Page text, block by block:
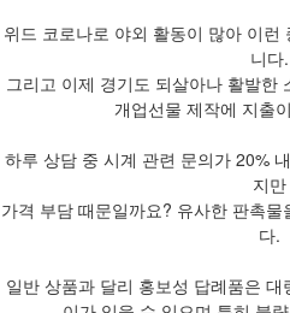
위드 코로나로 야외 활동이 많아 이
니다.
그리고 이제 경기도 되살아나 활발한
개업선물 제작에 지출
하루 상담 중 시계 관련 문의가 20%
지만
가격 부담 때문일까요? 유사한 판촉
다.
일반 상품과 달리 홍보성 답례품은